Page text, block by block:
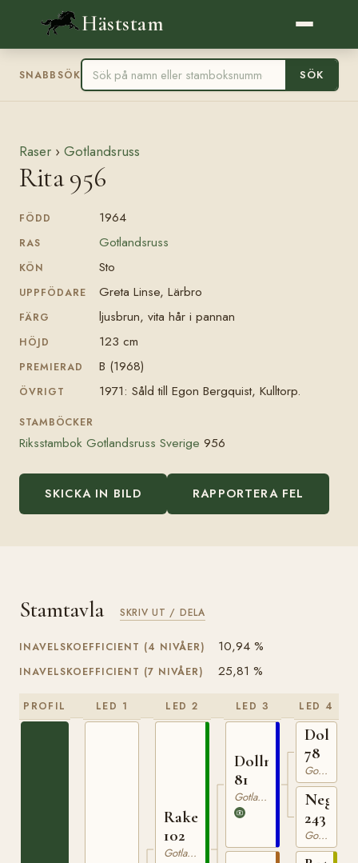
Häststam
SNABBSÖK SÖK
Raser › Gotlandsruss
Rita 956
FÖDD 1964
RAS Gotlandsruss
KÖN Sto
UPPFÖDARE Greta Linse, Lärbro
FÄRG ljusbrun, vita hår i pannan
HÖJD 123 cm
PREMIERAD B (1968)
ÖVRIGT 1971: Såld till Egon Bergquist, Kulltorp.
STAMBÖCKER
Riksstambok Gotlandsruss Sverige 956
SKICKA IN BILD RAPPORTERA FEL
Stamtavla SKRIV UT / DELA
INAVELSKOEFFICIENT (4 NIVÅER) 10,94 %
INAVELSKOEFFICIENT (7 NIVÅER) 25,81 %
PROFIL LED 1 LED 2
Raketen
102
Gotlandsruss
LED 3
Dollman
81
Gotlandsruss
LED 4
Dolle
78
Gotlandsruss
Nego
243
Gotlandsruss